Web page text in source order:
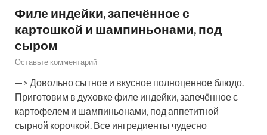
Филе индейки, запечённое с
картошкой и шампиньонами, под
сыром
Оставьте комментарий
—> Довольно сытное и вкусное полноценное блюдо.
Приготовим в духовке филе индейки, запечённое с
картофелем и шампиньонами, под аппетитной
сырной корочкой. Все ингредиенты чудесно